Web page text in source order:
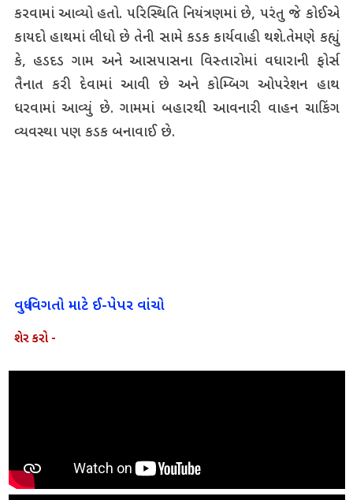
કરવામાં આવ્યો હતો. પરિસ્થિતિ નિયંત્રણમાં છે, પરંતુ જે કોઈએ
કાયદો હાથમાં લીધો છે તેની સામે કડક કાર્યવાહી થશે.તેમણે કહ્યું
કે, હડદડ ગામ અને આસપાસના વિસ્તારોમાં વધારાની ફોર્સ
તૈનાત કરી દેવામાં આવી છે અને કોમ્બિગ ઓપરેશન હાથ
ધરવામાં આવ્યું છે. ગામમાં બહારથી આવનારી વાહન ચાકિંગ
વ્યવસ્થા પણ કડક બનાવાઈ છે.
વધુ વિગતો માટે ઈ-પેપર વાંચો
શેર કરો -